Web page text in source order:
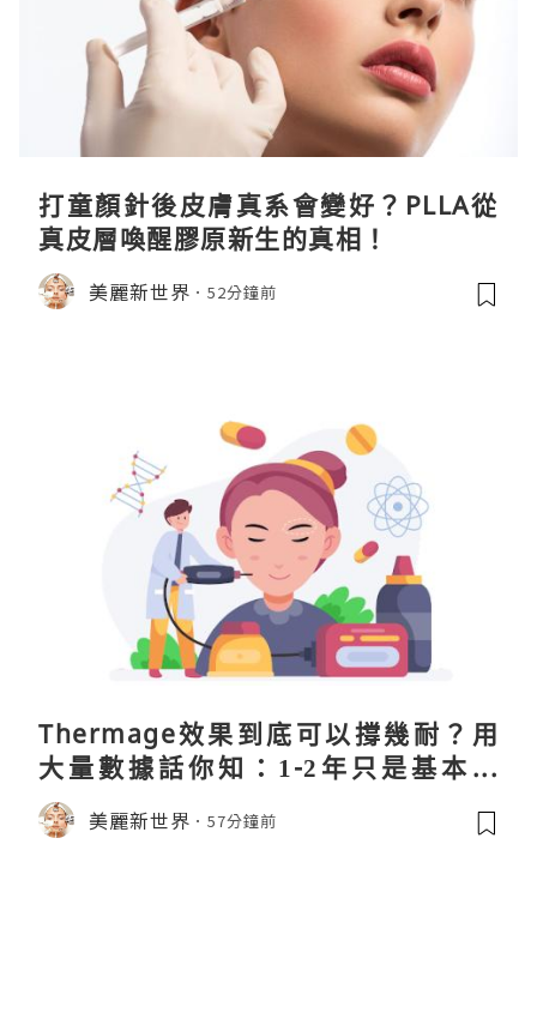
打童顏針後皮膚真系會變好？PLLA從
真皮層喚醒膠原新生的真相！
美麗新世界 52分鐘前
Thermage效果到底可以撐幾耐？用
大量數據話你知：1-2年只是基本操
作！
美麗新世界 57分鐘前